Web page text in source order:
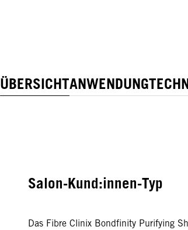
ÜBERSICHTANWENDUNG
Salon-Kund:innen-Typ
Das Fibre Clinix Bondfinity Purifying